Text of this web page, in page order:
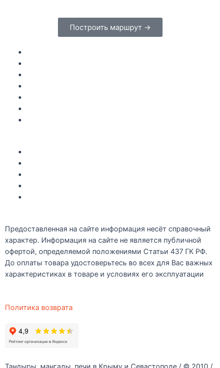
Построить маршрут →
Предоставленная на сайте информация несёт справочный
характер. Информация на сайте не является публичной
офертой, определяемой положениями Статьи 437 ГК РФ.
До оплаты товара удостоверьтесь во всех для Вас важных
характеристиках в товаре и условиях его эксплуатации
Политика возврата